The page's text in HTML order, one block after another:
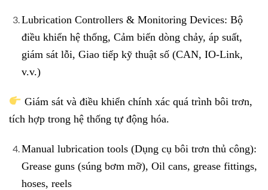
Lubrication Controllers & Monitoring Devices: Bộ
điều khiển hệ thống, Cảm biến dòng chảy, áp suất,
giám sát lỗi, Giao tiếp kỹ thuật số (CAN, IO-Link,
v.v.)
Giám sát và điều khiển chính xác quá trình bôi trơn,
tích hợp trong hệ thống tự động hóa.
Manual lubrication tools (Dụng cụ bôi trơn thủ công):
Grease guns (súng bơm mỡ), Oil cans, grease fittings,
hoses, reels